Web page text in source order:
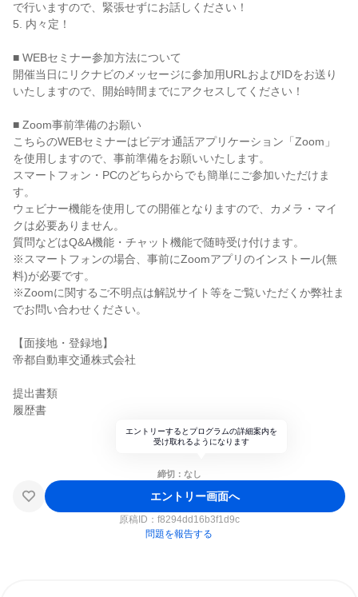
で行いますので、緊張せずにお話しください！
5. 内々定！
■ WEBセミナー参加方法について
開催当日にリクナビのメッセージに参加用URLおよびIDをお送り
いたしますので、開始時間までにアクセスしてください！
■ Zoom事前準備のお願い
こちらのWEBセミナーはビデオ通話アプリケーション「Zoom」
を使用しますので、事前準備をお願いいたします。
スマートフォン・PCのどちらからでも簡単にご参加いただけま
す。
ウェビナー機能を使用しての開催となりますので、カメラ・マイ
クは必要ありません。
質問などはQ&A機能・チャット機能で随時受け付けます。
※スマートフォンの場合、事前にZoomアプリのインストール(無
料)が必要です。
※Zoomに関するご不明点は解説サイト等をご覧いただくか弊社ま
でお問い合わせください。
【面接地・登録地】
帝都自動車交通株式会社
提出書類
履歴書
エントリーするとプログラムの詳細案内を
受け取れるようになります
締切：なし
エントリー画面へ
原稿ID： f8294dd16b3f1d9c
問題を報告する